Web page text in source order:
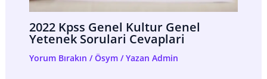
2022 Kpss Genel Kultur Genel
Yetenek Sorulari Cevaplari
Yorum Bırakın /Ösym/ Yazan Admin